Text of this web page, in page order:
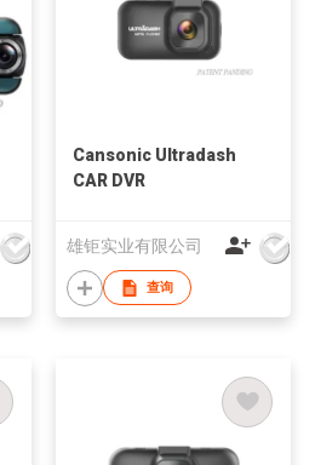
Cansonic Ultradash
CAR DVR
雄钜实业有限公司
查询